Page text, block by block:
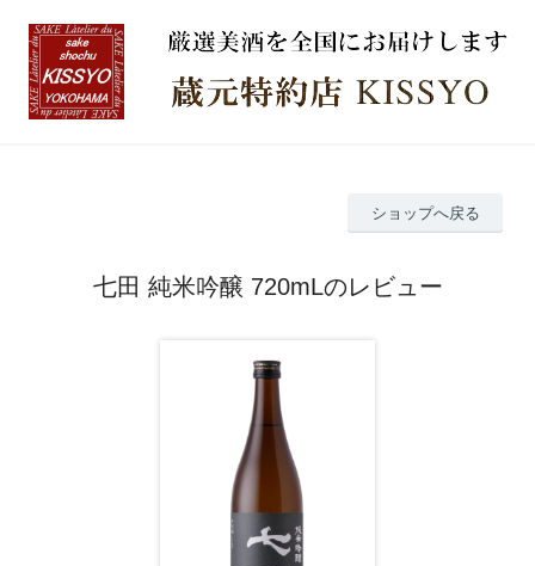
ショップへ戻る
七田 純米吟醸 720mLのレビュー